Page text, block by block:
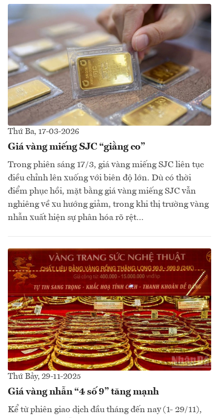
Thứ Ba, 17-03-2026
Giá vàng miếng SJC “giằng co”
Trong phiên sáng 17/3, giá vàng miếng SJC liên tục
điều chỉnh lên xuống với biên độ lớn. Dù có thời
điểm phục hồi, mặt bằng giá vàng miếng SJC vẫn
nghiêng về xu hướng giảm, trong khi thị trường vàng
nhẫn xuất hiện sự phân hóa rõ rệt…
Thứ Bảy, 29-11-2025
Giá vàng nhẫn “4 số 9” tăng mạnh
Kể từ phiên giao dịch đầu tháng đến nay (1- 29/11),